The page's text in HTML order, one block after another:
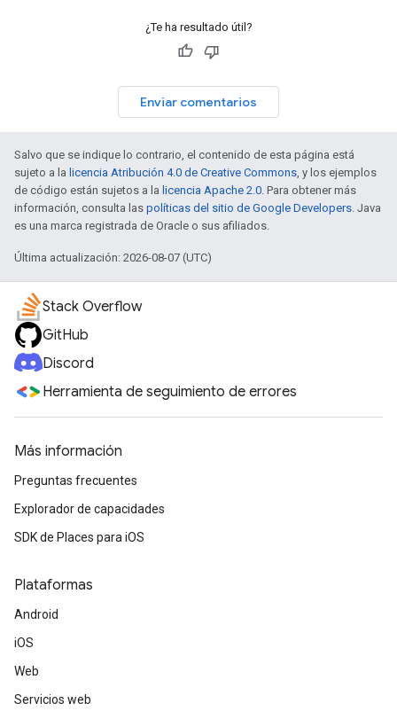
¿Te ha resultado útil?
Enviar comentarios
Salvo que se indique lo contrario, el contenido de esta página está
sujeto a la licencia Atribución 4.0 de Creative Commons, y los ejemplos
de código están sujetos a la licencia Apache 2.0. Para obtener más
información, consulta las políticas del sitio de Google Developers. Java
es una marca registrada de Oracle o sus afiliados.
Última actualización: 2026-08-07 (UTC)
Stack Overflow
GitHub
Discord
Herramienta de seguimiento de errores
Más información
Preguntas frecuentes
Explorador de capacidades
SDK de Places para iOS
Plataformas
Android
iOS
Web
Servicios web